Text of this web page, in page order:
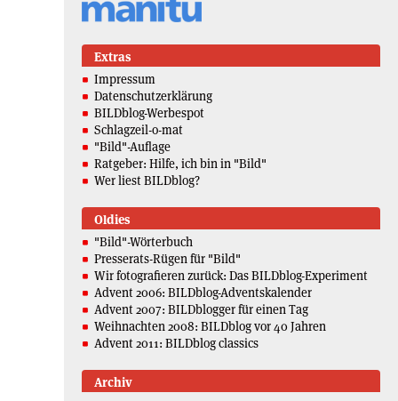
Extras
Impressum
Datenschutzerklärung
BILDblog-Werbespot
Schlagzeil-o-mat
"Bild"-Auflage
Ratgeber: Hilfe, ich bin in "Bild"
Wer liest BILDblog?
Oldies
"Bild"-Wörterbuch
Presserats-Rügen für "Bild"
Wir fotografieren zurück: Das BILDblog-Experiment
Advent 2006: BILDblog-Adventskalender
Advent 2007: BILDblogger für einen Tag
Weihnachten 2008: BILDblog vor 40 Jahren
Advent 2011: BILDblog classics
Archiv